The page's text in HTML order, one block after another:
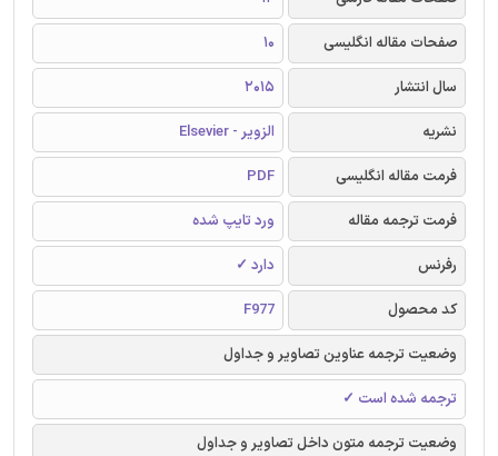
صفحات مقاله انگلیسی
10
سال انتشار
2015
نشریه
الزویر - Elsevier
فرمت مقاله انگلیسی
PDF
فرمت ترجمه مقاله
ورد تایپ شده
رفرنس
دارد ✓
کد محصول
F977
وضعیت ترجمه عناوین تصاویر و جداول
ترجمه شده است ✓
وضعیت ترجمه متون داخل تصاویر و جداول